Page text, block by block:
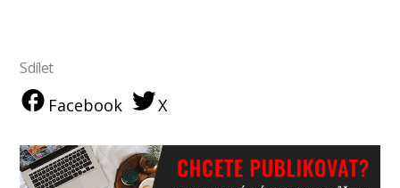
Sdílet
Facebook X